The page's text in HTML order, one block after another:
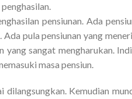
pensiunan. Ada
pula pensiunan yang
yang sangat mengharukan.
masa pensiun.
dilangsungkan. Kemudian